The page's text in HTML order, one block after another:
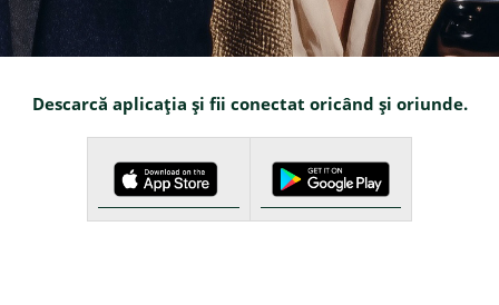
Credite de consum
Credite ipotecare
Descarcă aplicaţia şi fii conectat oricând și oriunde.